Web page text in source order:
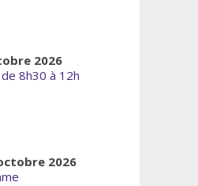
2026
8h30 à 12h
2026